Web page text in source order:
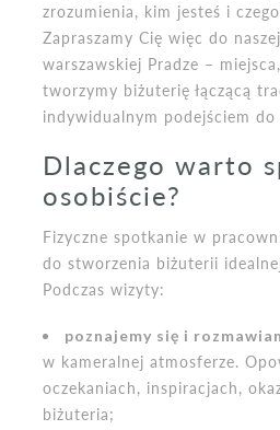
zrozumienia, kim jesteś i
Zapraszamy Cię więc do
warszawskiej Pradze –
tworzymy biżuterię łączącą
indywidualnym podejściem do
Dlaczego warto
osobiście?
Fizyczne spotkanie w
do stworzenia biżuterii
Podczas wizyty:
poznajemy się i
w kameralnej atmosferze.
oczekaniach, inspiracjach,
biżuteria;